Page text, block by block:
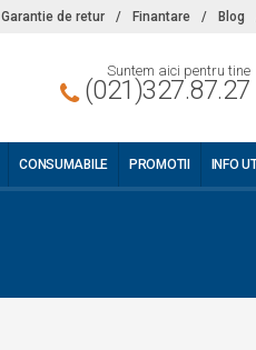
Garantie de retur / Finantare / Blog
Suntem aici pentru tine
(021)327.87.27
CONSUMABILE PROMOTII INFO